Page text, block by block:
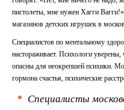
пистолеты, мне нужен Хагги
магазинов детских игрушек в
Специалистов по ментальному
настораживает. Психологи
опасны для неокрепшей психики.
гормона счастья, психические
Специалисты